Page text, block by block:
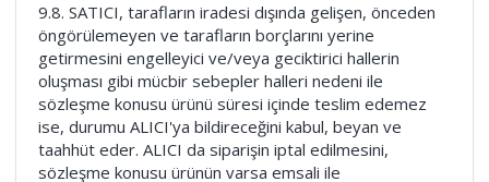
9.8. SATICI, tarafların iradesi dışında gelişen, önceden
öngörülemeyen ve tarafların borçlarını yerine
getirmesini engelleyici ve/veya geciktirici hallerin
oluşması gibi mücbir sebepler halleri nedeni ile
sözleşme konusu ürünü süresi içinde teslim edemez
ise, durumu ALICI'ya bildireceğini kabul, beyan ve
taahhüt eder. ALICI da siparişin iptal edilmesini,
sözleşme konusu ürünün varsa emsali ile